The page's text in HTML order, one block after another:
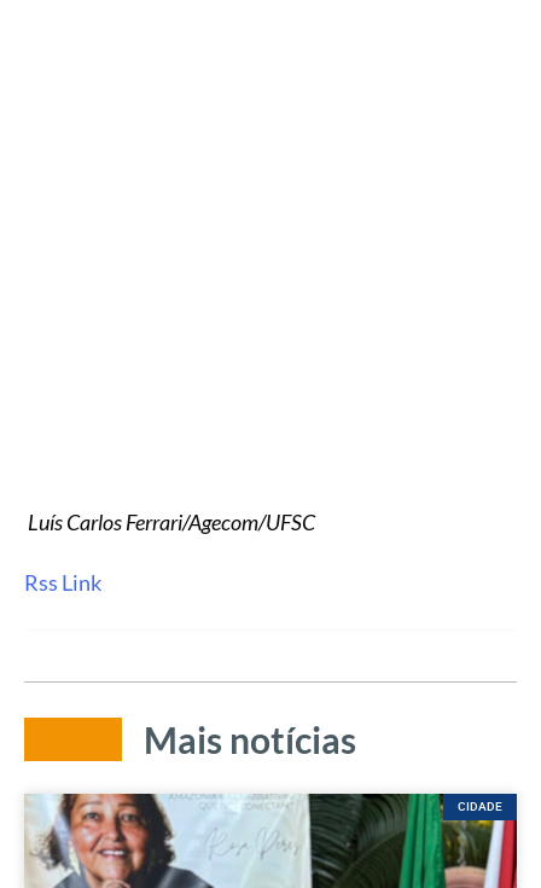
Luís Carlos Ferrari/Agecom/UFSC
Rss Link
Mais notícias
CIDADE